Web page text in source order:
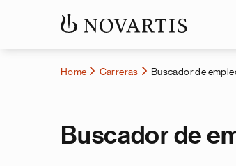
Home Carreras Buscador de
Buscador de